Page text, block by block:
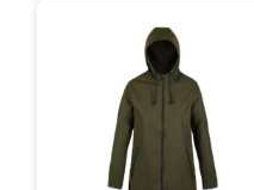
DETALJI